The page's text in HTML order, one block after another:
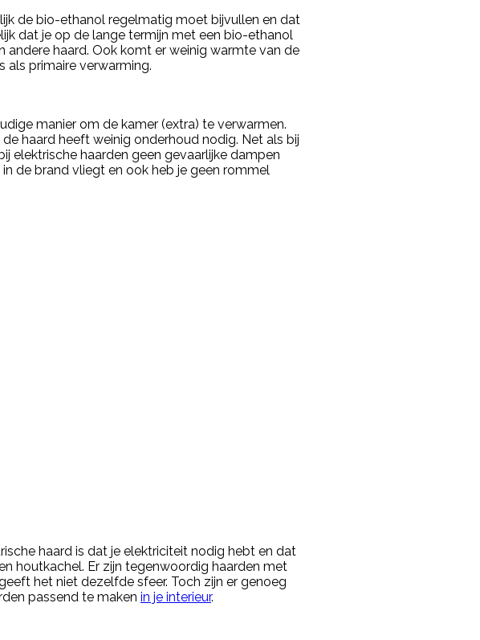
de bio-ethanol regelmatig moet bijvullen en dat
dat je op de lange termijn met een bio-ethanol
andere haard. Ook komt er weinig warmte van de
als primaire verwarming.
manier om de kamer (extra) te verwarmen.
haard heeft weinig onderhoud nodig. Net als bij
elektrische haarden geen gevaarlijke dampen
de brand vliegt en ook heb je geen rommel
haard is dat je elektriciteit nodig hebt en dat
houtkachel. Er zijn tegenwoordig haarden met
het niet dezelfde sfeer. Toch zijn er genoeg
passend te maken in je interieur.